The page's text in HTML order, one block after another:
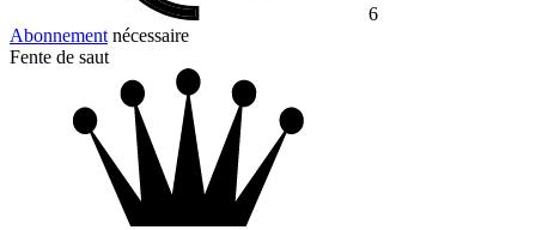
6
Abonnement nécessaire
Fente de saut